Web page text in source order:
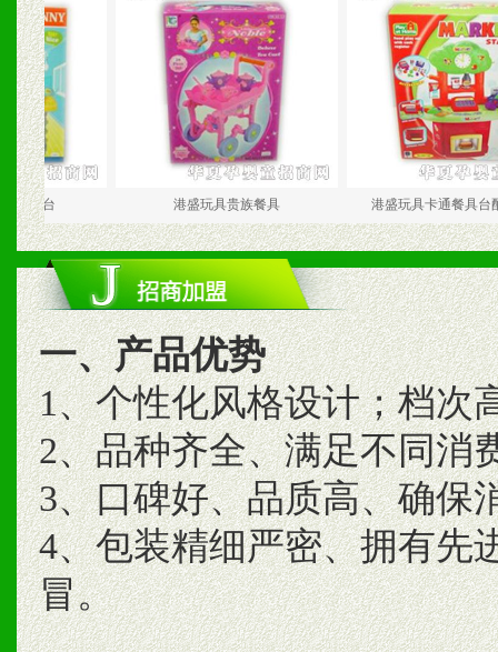
港盛玩具贵族餐具 港盛玩具卡通餐具台配收银机
一、产品优势
1、个性化风格设计；档次
2、品种齐全、满足不同消
3、口碑好、品质高、确保
4、包装精细严密、拥有先
冒。